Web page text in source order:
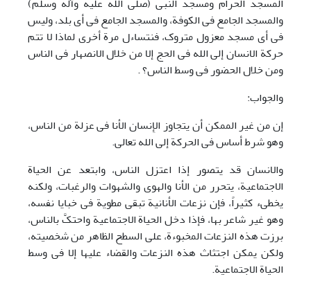
والمسجد الجامع فی الکوفة، والمسجد الجامع فی أی بلد، ولیس
فی أی مسجد معزول متروک، فنتساءل مرة أخری لماذا لا تتم
حرکة الانسان إلی الله فی الحج إلا من خلال الانصهار فی الناس
ومن خلال الحضور فی وسط الناس؟ .
والجواب:
إن من غیر الممکن أن یتجاوز الإِنسان الأنا فی عزلة من الناس،
وهو شرط أساس فی الحرکة إلی الله تعالی.
والانسان قد یتصور إذا اعتزل الناس، وابتعد عن الحیاة
الاجتماعیة، یتحرر من الأنا والهوی والشهوات والرغبات، ولکنه
یخطیء کثیراً، فإن نزعات الأنانیة تبقی مطویة فی خبایا نفسه،
وهو غیر شاعر بها، فإذا دخل الحیاة الاجتماعیة واحتکَّ بالناس،
برزت هذه النزعات المخبوءة، علی السطح الظاهر من شخصیته،
ولکن یمکن اجتثاث هذه النزعات والقضاء علیها إلا فی وسط
الحیاة الاجتماعیة.